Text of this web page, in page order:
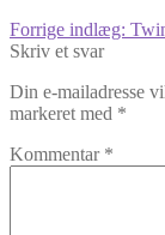
Forrige indlæg:
Skriv et svar
Din e-mailadresse
markeret med *
Kommentar *